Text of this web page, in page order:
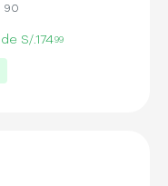
90
de S/.17499